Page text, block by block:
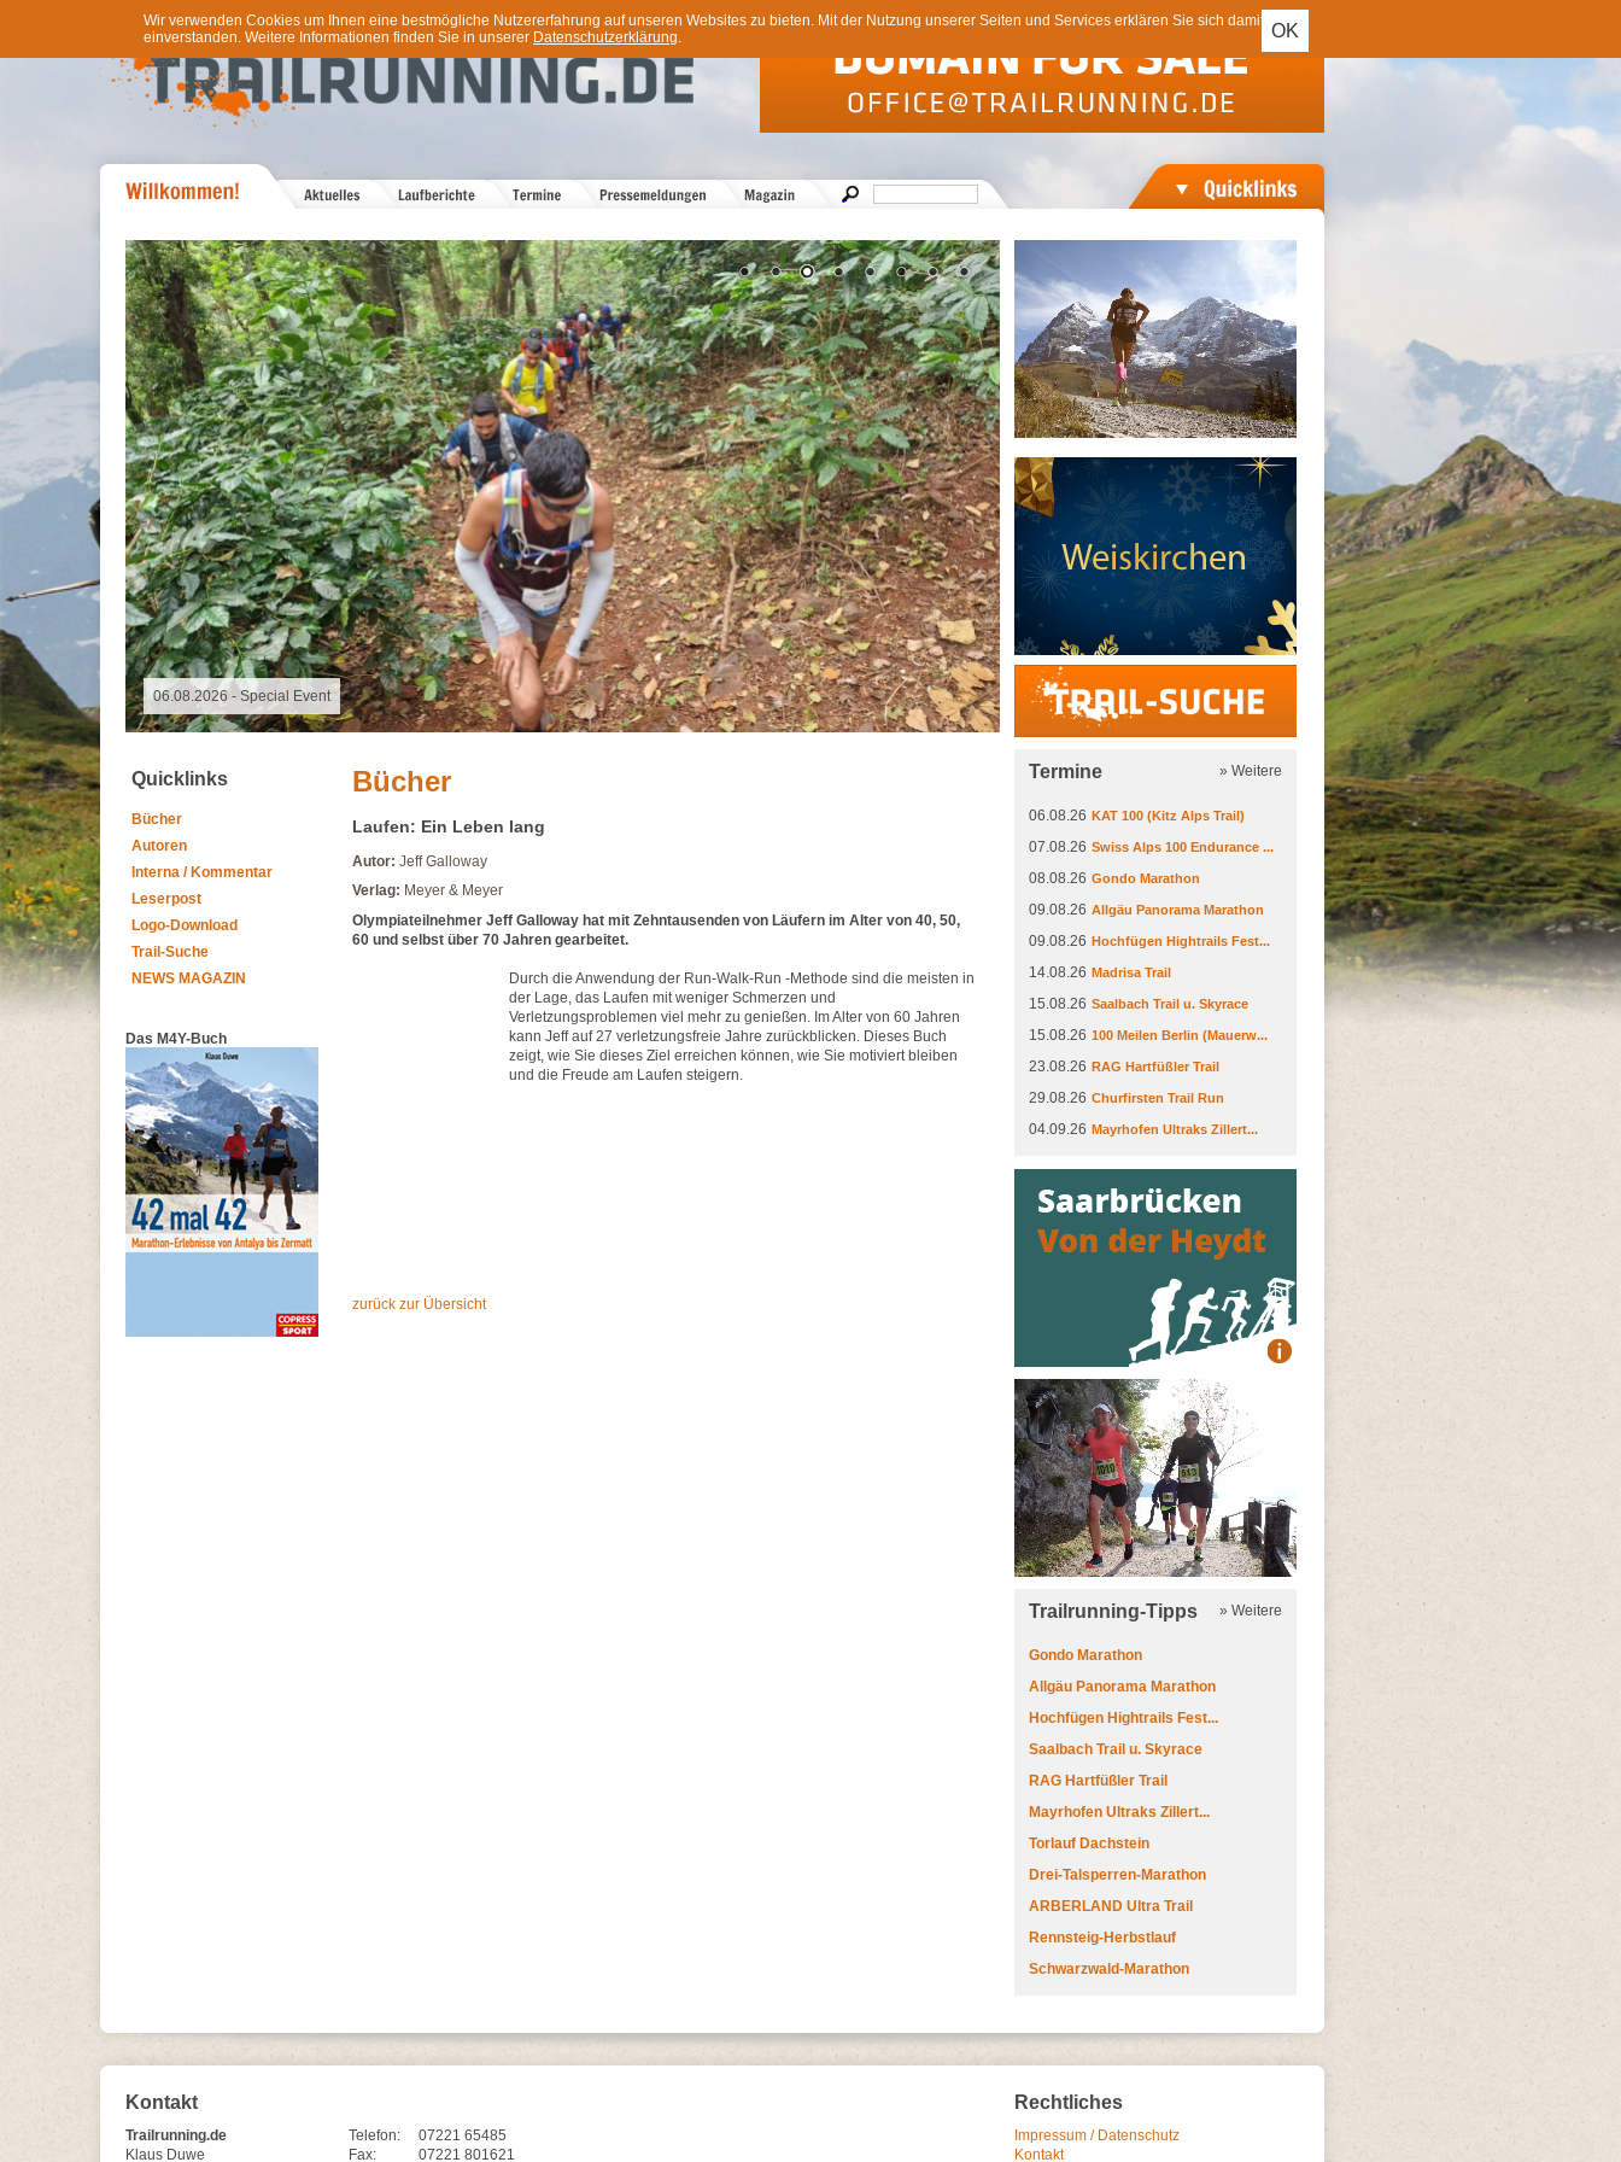
OK
Wir verwenden Cookies um Ihnen eine bestmögliche Nutzererfahrung auf unseren Websites zu bieten. Mit der Nutzung unserer Seiten und Services erklären Sie sich damit
einverstanden. Weitere Informationen finden Sie in unserer Datenschutzerklärung.
09.11.2025 - Spalter Freiheit Hügelland Trailrun
Trail-Suche
Quicklinks
Bücher
Autoren
Interna / Kommentar
Leserpost
Logo-Download
Trail-Suche
NEWS MAGAZIN
Das M4Y-Buch
Bücher
Laufen: Ein Leben lang
Autor: Jeff Galloway
Verlag: Meyer & Meyer
Olympiateilnehmer Jeff Galloway hat mit Zehntausenden von Läufern im Alter von 40, 50,
60 und selbst über 70 Jahren gearbeitet.
Durch die Anwendung der Run-Walk-Run -Methode sind die meisten in
der Lage, das Laufen mit weniger Schmerzen und
Verletzungsproblemen viel mehr zu genießen. Im Alter von 60 Jahren
kann Jeff auf 27 verletzungsfreie Jahre zurückblicken. Dieses Buch
zeigt, wie Sie dieses Ziel erreichen können, wie Sie motiviert bleiben
und die Freude am Laufen steigern.
zurück zur Übersicht
Termine » Weitere
06.08.26 KAT 100 (Kitz Alps Trail)
07.08.26 Swiss Alps 100 Endurance ...
08.08.26 Gondo Marathon
09.08.26 Allgäu Panorama Marathon
09.08.26 Hochfügen Hightrails Fest...
14.08.26 Madrisa Trail
15.08.26 Saalbach Trail u. Skyrace
15.08.26 100 Meilen Berlin (Mauerw...
23.08.26 RAG Hartfüßler Trail
29.08.26 Churfirsten Trail Run
04.09.26 Mayrhofen Ultraks Zillert...
Trailrunning-Tipps » Weitere
Gondo Marathon
Allgäu Panorama Marathon
Hochfügen Hightrails Fest...
Saalbach Trail u. Skyrace
RAG Hartfüßler Trail
Mayrhofen Ultraks Zillert...
Torlauf Dachstein
Drei-Talsperren-Marathon
ARBERLAND Ultra Trail
Rennsteig-Herbstlauf
Schwarzwald-Marathon
Kontakt
Trailrunning.de
Klaus Duwe
Telefon:
07221 65485
Fax:
07221 801621
Rechtliches
Impressum / Datenschutz
Kontakt